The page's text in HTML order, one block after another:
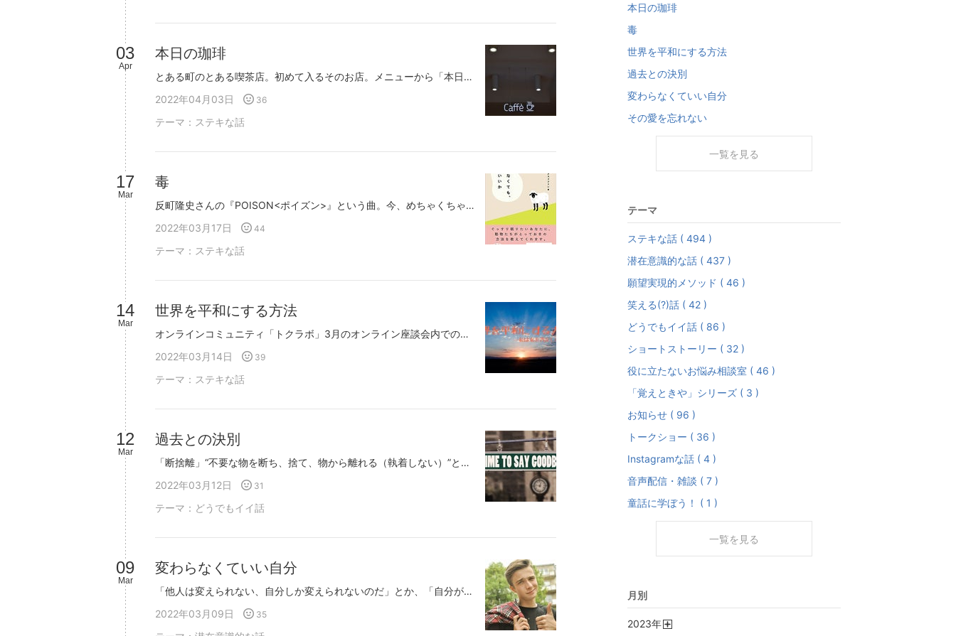
03
Apr
本日の珈琲
とある町のとある喫茶店。初めて入るそのお店。メニューから「本日の珈琲」を注文。しばらくすると、「本日の珈琲」が運ばれてきた。コーヒーカップに口をつけ、香りを楽しみ、こう思う。「ああ、これが本日の珈琲か」と。そう思ったものの、ボクはこのお店に初めて来たし、明日はこのお店に来ることはない。「昨日の珈琲」は知らないし、「明日の珈琲」も知ることができない。「本日の珈琲」は今日しか飲むことが出来ない。「これが本日の珈琲か…」と思ったけれど、昨日とも明日とも比較することが出来ない、今日しか飲むことができない「本日の珈琲」なのだからとても貴重だなと思った。ふと、店の窓の外を見ると、桜の花びらがちょうど風に乗って舞い散っていた。舞い散る花びらを見ながら、昔、こんなことを言ってた人がいたのを思い出した。 桜ってみんな好きですけど、あれは何でですかね？ 一年に一回咲くからですか？ 春しか見れないからですか？ 満開になって散っていく姿が儚く美しいからですか？ でも、ヒマワリだってコスモスだって椿だって、 毎年一回しか咲きませんよ。 夏や秋や冬にしか見れないですよ。 桜と同じで、 去年と同じヒマワリやコスモスや椿はどれ一つとってもないですよ。 満開になって散って儚く美しいですよ。 なのに、桜だけみんなから愛されたり、 桜の木の下で花見をするのは解せないんですよね。 だったら、夏も秋も冬も、 それぞれの季節花を見ながら花見をすべきですよ。確かにそうだなぁなんて思いながら聞いていた記憶が蘇る。きっと、毎日、このお店は「本日の珈琲」を出しているはずだ。ここの店主は「毎日同じものだよ」と思いながら出しているかもしれないけど、昨日と今日、今日と明日では天気も違い、気温も湿度も違い、やってくるお客さんの体調や気持ちも、店主自身の体調や気持ちや機嫌も違う。だから、「本日の珈琲」は本当にその本日しか飲めないものなのだ。大人になると毎日が同じように過ぎていくけれど、でも、本当は昨日と全く同じ日なんてなくて、明日も今日と全く同じであるはずがない。自分で「毎日同じなんだ」と決めつけているだけだし、何も起きない毎日をヒマワリやコスモスや椿と同じ扱いをしているだけなのだ。そして、たまにやってくる特別な日だけをお祝いする。そんなのは失礼な人生だ。自分にとって失礼なのだ。舞い散る桜を見ながら、昨日でもなく明日でもなく、今日しか飲めない「本日の珈琲」をもっと楽しむべきだとボクは思って、ゆっくり丁寧に「本日の珈琲」を味わった。すべての花を愛するその人の話を思い出しながら。＊ ＊ ＊ ＊ ＊本日のポチポチ昨日押せなかった分まで、明日押せない分まで、下のバナーをポチッとクリック応援してもらえたら嬉しいです。ブログ一番下の「いいね」も押してもらえたらありがたいです。＊＊＊＊＊＊＊＊＊＊＊＊＊＊＊＊＊＊＊＊＊＊＊＊＊＊＊＊＊▼クスドフトシの著書一覧▼無意識はいつも正しいAmazon（アマゾン）42〜6,087円引き出しの法則Amazon（アマゾン）1,100円言うだけでポジティブになるAmazon（アマゾン）1,232円眠れなくても、まぁいいかAmazon（アマゾン）172〜3,715円ハイ、ポーズ!Amazon（アマゾン）247〜4,720円「余計なこと」は全部ゴミ箱へ: そう考えたら、よかったのか! (王様文庫)Amazon（アマゾン）1〜3,294円::-:+:-:+:-:+:-:+:-:+:-:-:+:-:+:-:+:-:+:-:+:-:-:+:-:+:-:+:-:+:-:+:-:-:+:-:+:-:+:-:+:-:+:-:-:+:-:+:-:+:-:+:-:+:-無料メルマガの登録は⇒こちら:-:+:-:+:-:+:-:+:-:+:-:-:+:-:+:-:+:-:+:-:+:-:-:+:-:+:-:+:-:+:-:+:-:-:+:-:+:-:+:-:+:-:+:-:-:+:-:+:-:+:-:+:-:+:-⇒執筆・講演などお仕事の依頼はコチラ
2022年04月03日
36
テーマ： ステキな話
17
Mar
毒
反町隆史さんの『POISON<ポイズン>』という曲。今、めちゃくちゃリピートして聞いてるんですよ。なぜか急に頭の中で流れてきて、そこからずーっとリフレインしてるんで、今、このブログも、「言いたい事も言えないこんな世の中じゃ、ポイズン！」って言いながら書いてます。改めて聞くと、めちゃくちゃ良い歌詞と良いメロディですよね。反町さん自身が作詞をされていて、反町さん主演の『GTO』というドラマの主題歌にもなってヒットしましたね。（リアルタイムで毎回楽しみにしてたのが懐かしい！）この曲はドラマ主題歌でもヒットしましたが、近年は泣き止まない赤ちゃんや、あるいは赤ちゃんの寝かしつけにピッタリの曲として注目浴びてましたよね。この曲をかけるとピタッと泣き止み、すぐに眠るということで評判のようです。しかも、日本の赤ちゃんだけでなく、世界各国の赤ちゃんにも効果があるようで。いやぁ、本当にすごい！↓詳しくは公式動画で↓ちなみに、ボクも眠れない人のために一冊、本を書いています。『眠れなくても、まぁいいか』という書籍です。夜の動物園を舞台に、飼育員の青年と動物たちとの会話を通した睡眠誘導物語です。あらゆる動物たちが自分たちが持つ体の特徴を使って、どうすれば眠れるようになるかを青年に教えていきます。この書籍は『おやすみ、ロジャー』という寝かしつけの本が大ブームをになったのを機に、その大人版の『おやすみ、ロジャー』を作ろうという企画からスタートしました。おやすみ、ロジャー 魔法のぐっすり絵本Amazon（アマゾン）1〜3,565円大ヒット自己啓発小説『夢をかなえるゾウ』の編集者が、この企画を立ち上げて、共に創り上げた睡眠誘導本、それが『眠れなくても、まぁいいか』です。『おやすみ、ロジャー』を監訳した快眠セラピスト・三橋美穂さんにも監修して頂いています。そして、この書籍（『眠れなくても、まぁいいか』）は音声朗読版もダウンロードできるので、ぜひ音声版を聴きながら眠りに就いてほしいです。朗読を担当してくださっているのがこれまたスゴイ声優さん！『ルパン三世』の峰不二子役や、『鬼滅の刃』の堕姫<だき>役、『報道ステーション』や『櫻井・有吉 THE夜会』のナレーションなどを担当されている、トップ声優の沢城みゆきさんです。アニメ好きの人なら知らない人はいないというぐらい有名な方で、この『眠れなくても、まぁいいか』はボクの本が好きな人よりも、沢城さんファンの方が結構買ってくださっています（それはそれで本を認知してもらえるので嬉しいです）。この本を書いた張本人のボク自身でさえも、沢城さんの朗読を聴きながら眠ると、一度も最後まで聴けないまま寝落ちします。というわけで、最後は宣伝になってしまいましたが、赤ちゃんには『POISON』を、大人には『眠れなくても、まぁいいか』をオススメします(笑)。物語として読んでも楽しめるように書きましたので、ぜひ手に取って頂けたら嬉しいです。書店で、ネットで、ブックオフ（中古）で、図書館（無料）で、どこででもいいので、手に取ってもらえたらやっぱり作者としては嬉しいですので、ぜひ、本、買ってください。先日も、過去の著書を初めて読んだ方からメッセージを頂いたのですが、もう何年も前の本なのに、今でも手に取って面白がってもらっているのは、作家冥利に尽きます。ブログの一番下にボクのこれまでの著書一覧を掲載していますので、興味ある方はネット書店などで探してもらえたら有難いです。眠れなくても、まぁいいかAmazon（アマゾン）1〜4,200円「言いたいことも言えないこんな世の中」ですが、言いたいこと（本、買ってね！）は今日もしっかり言えました(笑)。それにしても赤ちゃんが泣き止み、眠りに落ちるのが、『POISON』っていうタイトルの曲がこれまた良いじゃないですか(笑)。「POISON＝毒」ですよ。このタイトルにした反町さんもまたセンスいいなと思いました。赤ちゃんは歌詞の意味なんかもちろん分かってないですけど、毒された世の中で自分の素直な気持ちや本音を押し殺して生きるのではなく、純粋無垢に生きて、やりたいこと、好きなことを全<まっと>うするのが人間本来の生きる意味であり、素直な気持ちや本音を押し殺したり、心を偽って人の目を気にして生きていくことこそが、人間にとってPOISON（毒）なんだと赤ちゃんは本能的に知ってるんじゃないでしょうかね。だから、それにシンパシー（共感）を感じて泣き止むのでは？と思ったりもします。1番の「言いたいことを言えないこんな世の中じゃPOISON 俺は俺をだますことなく生きてゆくく OH OH」もいいけど、2番のこのサビもやっぱり良いなぁ。 小さな夢も見れないこんな世の中じゃPOISON 自分らしさずっといつでも好きでいたいOH OH 自由に生きていく日々を大切にしたいから 行きたい道を今歩き出す＊ ＊ ＊ ＊ ＊ポチポチ押せないこんな世の中じゃPOISON自分の素直な気持ちに従って(?)、下のバナーをクリック応援してもらえたら嬉しいです。ブログ一番下の「いいね」も押してもらえたらありがたいです。＊＊＊＊＊＊＊＊＊＊＊＊＊＊＊＊＊＊＊＊＊＊＊＊＊＊＊＊＊▼クスドフトシの著書一覧▼無意識はいつも正しいAmazon（アマゾン）42〜6,087円引き出しの法則Amazon（アマゾン）1,100円言うだけでポジティブになるAmazon（アマゾン）1,232円眠れなくても、まぁいいかAmazon（アマゾン）172〜3,715円ハイ、ポーズ!Amazon（アマゾン）247〜4,720円「余計なこと」は全部ゴミ箱へ: そう考えたら、よかったのか! (王様文庫)Amazon（アマゾン）1〜3,294円::-:+:-:+:-:+:-:+:-:+:-:-:+:-:+:-:+:-:+:-:+:-:-:+:-:+:-:+:-:+:-:+:-:-:+:-:+:-:+:-:+:-:+:-:-:+:-:+:-:+:-:+:-:+:-無料メルマガの登録は⇒こちら:-:+:-:+:-:+:-:+:-:+:-:-:+:-:+:-:+:-:+:-:+:-:-:+:-:+:-:+:-:+:-:+:-:-:+:-:+:-:+:-:+:-:+:-:-:+:-:+:-:+:-:+:-:+:-⇒執筆・講演などお仕事の依頼はコチラ
2022年03月17日
44
テーマ： ステキな話
14
Mar
世界を平和にする方法
オンラインコミュニティ「トクラボ」3月のオンライン座談会内での一コマ。今日はそれをブログでもシェアします。「世界平和を願う時にどういうことに気を配ればいいのか？」そういった趣旨の質問に答えています。世界平和というとどうしても規模が大きくなりますが、この宇宙（世界）は全てフラクタル構造（入れ子構造）になっていると考えると、その願いについてもより理解が深まるはずです。フラクタル構造とは、ある一部分の中に全体の様子が含まれている様子を指します。植物の葉の形、雲の形、山の起伏、海岸線、人の体内の血管構造…などなど、至るところにフラクタル構造が見られます。例えば、木の全体像が葉っぱ1枚の中にもその造形が見られるということですね。下の写真を見ると分かりますが、葉の葉脈を見ると、一枚の葉の中に一本の木が見える（幹が伸びて枝葉がついてるように見える）でしょ？これがフラクタル構造です。一部分の中に全部が詰まっているということです。ロシアの民芸品であるマトリョーシカもフラクタル構造ですね。B'zというバンドの『イチブトゼンブ』という曲も、このフラクタル構造を歌っていますね。 君にしかわからないこと 僕だけが見えていること どれもホントのこと すべて何かのイチブってことに 僕らは気づかない 愛しい理由を見つけたのなら もう失わないで 愛し抜けるポイントがひとつありゃいいのに それだけでいいのにこの歌詞は本当に深いですね。「愛し抜けるところが一つだけでもあれば、それは相手の全部を愛していることになるんだよ」ということですね。今回のブログ記事（動画）で紹介することも同じことを言ってます。心の中で自分自身に対する葛藤や我慢、誤解や責めや非難、否定する部分があれば、それが外側の世界に投影されて、争い（戦争）を見てしまうということです。自分の心が世界と相似の関係にあるというのがフラクタル構造ということなのですから。だから、世界平和を願うことももちろん大切ですが、まずは、自分自身の中で否定したり、自分を責めたり、非難するのをやめることも同じくらい大切なことです。自分の心の中でそういったことをしているなら、まず気づく。気づいたらやめるようにしていく。すると、自分の心の中が停戦、終戦し、心に平穏（平和）が取り戻されます。自分の心の中が外に映し出されている…として、外側の世界の平和ばかり願って、自分の心が荒れ狂っていたら意味がありませんからね。世界が大きな樹木だとして、僕たち一人一人はその樹木についている一枚一枚の葉です。でも、その葉、一枚の中に樹木の要素が全て詰まっているわけですから、一枚だから無力というのではなく、一枚の葉から元気に心を軽く・明るく・温かくしていくことが、世界平和に繋がる第一歩だということです。そのお話を短く（3分）にまとめましたので、よかったら動画↓↓でもご覧ください。＊ ＊ ＊ ＊ ＊世界平和のためにポチポチお手数ですが、下のバナーをクリックして応援してもらえたら嬉しいです。ブログ一番下の「いいね」も押してもらえたらありがたいです。＊＊＊＊＊＊＊＊＊＊＊＊＊＊＊＊＊＊＊＊＊＊＊＊＊＊＊＊＊▼クスドフトシの著書一覧▼無意識はいつも正しいAmazon（アマゾン）42〜6,087円引き出しの法則Amazon（アマゾン）1,100円言うだけでポジティブになるAmazon（アマゾン）1,232円眠れなくても、まぁいいかAmazon（アマゾン）172〜3,715円ハイ、ポーズ!Amazon（アマゾン）247〜4,720円「余計なこと」は全部ゴミ箱へ: そう考えたら、よかったのか! (王様文庫)Amazon（アマゾン）1〜3,294円::-:+:-:+:-:+:-:+:-:+:-:-:+:-:+:-:+:-:+:-:+:-:-:+:-:+:-:+:-:+:-:+:-:-:+:-:+:-:+:-:+:-:+:-:-:+:-:+:-:+:-:+:-:+:-無料メルマガの登録は⇒こちら:-:+:-:+:-:+:-:+:-:+:-:-:+:-:+:-:+:-:+:-:+:-:-:+:-:+:-:+:-:+:-:+:-:-:+:-:+:-:+:-:+:-:+:-:-:+:-:+:-:+:-:+:-:+:-⇒執筆・講演などお仕事の依頼はコチラ
2022年03月14日
39
テーマ： ステキな話
12
Mar
過去との決別
「断捨離」“不要な物を断ち、捨て、物から離れる（執着しない）”という思想のことを言いますが、なぜ、断捨離した後にスッキリした気分になるかと言えば、もうそれは至って簡単。過去と決別をしたからですね。人は今この瞬間、今日という日を生きていると爽快に生きられます。昨日のことを悔やまず、明日のことを思い悩まず、今日というこの瞬間だけを楽しく生きようと決めたら爽快な気分になります。断捨離って「不要な物」を捨てるのではなく、「（物を含めたそれにまつわる）過去の記憶」を断つ・捨てる・離れるということなんですね。「ということなんですね」って思いっきり自信満々に言い放ってますが、そんな根拠はどこにもありません(笑)。ただのボクの持論なので信じないでください(笑)。ボクはそう思っているということです。「物への執着を断つ」というより、「過去に執着している自分とのお別れ」こそが「断捨離」だと思うわけです。人間は今日という日だけを生きるのが本来の姿であり、本能的に「今を生きよう」ということを知ってるのだと思います。子どもは正にそれを体現して生活していますね。昨日のことでグチグチ言わず、明日のことで思い悩まず、今日、目の前のことを楽しみ、笑い、泣き、怒り、喜び、遊びまくって、ハイおしまい！そして、また明日を迎えるわけです。それこそ人間本来の姿なのではないでしょうか？（知らんけど。そういうことにしとこ）。だから、断捨離した時にスッキリするのは、物がなくなってスペースが空いたという視覚的な部分もありますが、実際には、過去と決別した自分と、「今を生きる！」と決意し直した自分との出会いに対して抱く爽快感（スッキリ）なのでしょう。「あの頃はよかった…」と普段から嘆いている人ほど、物にも執着があったり、捨てられなかったりするのではないでしょうか。そういう人は精神論を勉強したり、ポジティブな考え方をするより、下手に瞑想やるより、まず断捨離すれば、手っ取り早く「今この瞬間を生きる」ことが出来るはずです。部屋をお掃除すれば、心のお掃除（過去と決別）も出来て一石二鳥です(｀・ω・´)ｷﾘｯ「断捨離」という言葉を聞くたび、学生時代のアルバイトで、「掃除、徹底、心から」っていう標語を暗唱させられた記憶が蘇ります。過去と決別…出来てません(T_T)＊ ＊ ＊ ＊ ＊このブログもお掃除（決別）されないようポチポチお手数ですが、今日も下のバナーをポチッとクリックして応援してもらえたら嬉しいです。ブログ一番下の「いいね」も押してもらえたらありがたいです。＊＊＊＊＊＊＊＊＊＊＊＊＊＊＊＊＊＊＊＊＊＊＊＊＊＊＊＊＊▼クスドフトシの著書一覧▼無意識はいつも正しいAmazon（アマゾン）42〜6,087円引き出しの法則Amazon（アマゾン）1,100円言うだけでポジティブになるAmazon（アマゾン）1,232円眠れなくても、まぁいいかAmazon（アマゾン）172〜3,715円ハイ、ポーズ!Amazon（アマゾン）247〜4,720円「余計なこと」は全部ゴミ箱へ: そう考えたら、よかったのか! (王様文庫)Amazon（アマゾン）1〜3,294円::-:+:-:+:-:+:-:+:-:+:-:-:+:-:+:-:+:-:+:-:+:-:-:+:-:+:-:+:-:+:-:+:-:-:+:-:+:-:+:-:+:-:+:-:-:+:-:+:-:+:-:+:-:+:-無料メルマガの登録は⇒こちら:-:+:-:+:-:+:-:+:-:+:-:-:+:-:+:-:+:-:+:-:+:-:-:+:-:+:-:+:-:+:-:+:-:-:+:-:+:-:+:-:+:-:+:-:-:+:-:+:-:+:-:+:-:+:-⇒執筆・講演などお仕事の依頼はコチラ
2022年03月12日
31
テーマ： どうでもイイ話
09
Mar
変わらなくていい自分
「他人は変えられない、自分しか変えられないのだ」とか、「自分が変われば世界も変わる」ということを言ったりしますが、結局、それを誤解していると、他人も世界も変わらないということになります。どういうことかと言えば、これは過去にも何度も書いていますが、「自分が変われば…」という部分を、「自分を変えなくちゃいけない（＝私はダメな存在）」と思っていると、“自分を否定”していることにも繋がりかねないので、そういう意識で「自分が変わればいいんだ」って捉えていると、さらに自分を否定したくなるようなことを体験する羽目になってしまいます。「自分を変える」っていうのは性格や態度や行動を変えるというよりも、自分で自分を否定していたことをやめ、責めるのもやめ、裁くのもやめ、ただ認めていく、あるいは肯定していけばいいという単純なことだったわけです。だから、これからは、「自分を変えない。変えるのは否定していたことだけ。否定をやめれば世界は変わる」こう思って過ごしてみるといいですよ。ついつい癖で自分を否定したり、責めたり、裁くようなことがあっても、まず気づけばいいだけです。「おっと、また否定している自分がいた」と。「否定してもいいじゃない。責めてもいいじゃない、裁いてもいいじゃない。惨めだと思ってもいいじゃない。情けないって思ってもいいじゃない。恥ずかしいって思ってもいいじゃない。怒ってもいいじゃない」そうやって一つ一つ認めてあげればいいですね。「いや、よくない」ってまた脳内で騒ぎだしたら、また気づいてあげる。「お、また否定する声が聞こえたぞ」って。否定する習慣がある人ほど、「いや、よくない。もっと頑張らないと」っていう声が内部から湧いてくると思います。そのたびに、「よくないって思ってる自分がいるな～」って気づく。この繰り返しです。別にそこで変える必要もない。まあ、変えたいなら変えていいんですよ。能動的に変えたい気持ちなら変えてもいいですけど、「変えないと困ったことになる」って思ってるなら無理に変えなくていいですよね。「自分を変えなくていいんだ～」って思えた時点ですごく楽になると思います。すると、何が変わってくるか？もう人のことは（良い意味で）どうでもよくなってくるはずです。これまでは他人を気にしてたのが、どう思われようが構わなくなってくるはずです。自分を否定していると、他人に何か気にしていることを言われたり、されたりして、「自分って本当にダメだなぁ。ほら、やっぱり私のダメな部分を直さないと！」と、否定している部分の答え合わせをしたくなるような現象が出てきたりします。でも、「自分を変えなくていいし、否定もしなくていいのか～」って思えてくると、相手もそれこそ何も否定するようなことを言わなくなったりします。「本当かよ～？」って疑う人もいるかと思いますが、どうぞ「やってみなはれ精神」で一度やってみてください。疑っている人ほど、「世界は私に厳しい、他人も私に厳しい」っていう思い込みがあるかもしれないですしね。案外、みんな優しいかも。うん、本当は優しいんですよ。アナタが「そんなはずはない」と固く心を閉ざして、否定していたから見えなかっただけかもしれない。「否定をやめれば世界は変わる」今日からこれでいきましょ。▼関連記事▼『みんなの質問（PART 1）』今日から何回かに渡って、これまで数多くいただいた質問や疑問に答えていきたいと思います。『みんなの質問』がアナタが知りたかったことかもしれないし、『みんな…ameblo.jp『みんなの質問（PART 2）』昨日からお届けしている、よくいただく質問やお悩みの回答集。本日の『みんなの質問』はこちら！「自分はコンプレックスがたくさんあって、人前に出ていく自信があ…ameblo.jp＊ ＊ ＊ ＊ ＊押す？押さない？ポチポチも否定せず、押してもいいじゃない(笑)。今日も下のバナーをクリックしてもらえたら嬉しいですブログ一番下の「いいね」も押してもらえたらありがたいです。＊＊＊＊＊＊＊＊＊＊＊＊＊＊＊＊＊＊＊＊＊＊＊＊＊＊＊＊＊▼クスドフトシの著書一覧▼無意識はいつも正しいAmazon（アマゾン）42〜6,087円引き出しの法則Amazon（アマゾン）1,100円言うだけでポジティブになるAmazon（アマゾン）1,232円眠れなくても、まぁいいかAmazon（アマゾン）172〜3,715円ハイ、ポーズ!Amazon（アマゾン）247〜4,720円「余計なこと」は全部ゴミ箱へ: そう考えたら、よかったのか! (王様文庫)Amazon（アマゾン）1〜3,294円::-:+:-:+:-:+:-:+:-:+:-:-:+:-:+:-:+:-:+:-:+:-:-:+:-:+:-:+:-:+:-:+:-:-:+:-:+:-:+:-:+:-:+:-:-:+:-:+:-:+:-:+:-:+:-無料メルマガの登録は⇒こちら:-:+:-:+:-:+:-:+:-:+:-:-:+:-:+:-:+:-:+:-:+:-:-:+:-:+:-:+:-:+:-:+:-:-:+:-:+:-:+:-:+:-:+:-:-:+:-:+:-:+:-:+:-:+:-⇒執筆・講演などお仕事の依頼はコチラ
2022年03月09日
35
本日の珈琲
毒
世界を平和にする方法
過去との決別
変わらなくていい自分
その愛を忘れない
一覧を見る
テーマ
ステキな話 ( 494 )
潜在意識的な話 ( 437 )
願望実現的メソッド ( 46 )
笑える(?)話 ( 42 )
どうでもイイ話 ( 86 )
ショートストーリー ( 32 )
役に立たないお悩み相談室 ( 46 )
「覚えときや」シリーズ ( 3 )
お知らせ ( 96 )
トークショー ( 36 )
Instagramな話 ( 4 )
音声配信・雑談 ( 7 )
童話に学ぼう！ ( 1 )
一覧を見る
月別
2023年